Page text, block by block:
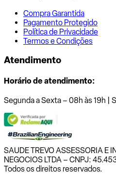
Compra Garantida
Pagamento Protegido
Política de Privacidade
Termos e Condições
Atendimento
Horário de atendimento:
Segunda a Sexta – 08h às 19h |
SAUDE TREVO ASSESSORIA E
NEGOCIOS LTDA – CNPJ:
Todos os direitos reservados.